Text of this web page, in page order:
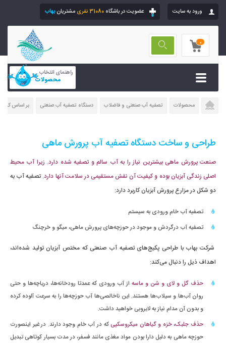
ورود به سایت عضویت در باشگاه 31080 نفری مشتریانبهاب
0
راهنمای انتخاب
محصولات
محصولات تصفیه آب صنعتی و فاضلاب دستگاه تصفیه آب صنعتی بر اساس
طراحی و ساخت دستگاه تصفیه آب پرورش ماهی
صنعت پرورش ماهی بیشترین نیاز را به آب سالم و تصفیه شده دارد. زیرا آب محیط
اصلی زندگی آبزیان بوده و کیفیت آن نقش مستقیمی در سلامت آنها دارد. تصفیه آب به
دو شکل در مزارع پرورش آبزیان کاربرد دارد:
تصفیه آب خام ورودی به سیستم
تصفیه آب درگردش و موجود در حوزچه‌های پرورش ماهی، میگو و خرچنگ
شرکت بهاب با طراحی پکیج‌های تصفیه آب صنعتی که مختص آبزیان تولید شده‌اند،
اهداف ذیل را دنبال می‌کند:
حذف گل و لای و شن و ماسه از آب ورودی که عمدتا رودخانه‌ها، دریاچه‌ها و حتی
روان آب‌ها و سیلاب‌ها هستند. این ناخالصی‌ها آب حوزچه‌ها را به سرعت آلوده کرده
و بدون آن مدام نیاز به لایروبی خواهید داشت.
حذف جلبک، خزه و گیاهان میکروسکپیکه در آب خام وجود دارند. در غیر اینصورت
حوزچه ماهی به دلیل دارا بودن مواد مغذی مانند فسفر، در مدت بسیار کوتاهی تبدیل